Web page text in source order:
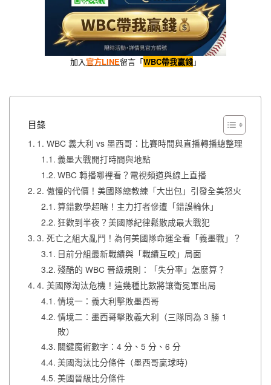
加入 官方LINE留言「WBC帶我贏錢」
目錄
1. WBC 義大利 vs 墨西哥：比賽時間與直播轉播總整理
義墨大戰開打時間與地點
WBC 轉播哪裡看？電視頻道與線上直播
2. 傲慢的代價！美國隊總教練「大出包」引發全美怒火
算錯數學超瞎！主力打者慘遭「錯誤輪休」
狂歡到半夜？美國隊紀律鬆散成最大戰犯
3. 死亡之組大亂鬥！為何美國隊命運全看「義墨戰」？
目前分組最新戰績與「戰績互咬」局面
殘酷的 WBC 晉級規則：「失分率」怎麼算？
4. 美國隊淘汰危機！這幾種比數將讓衛冕軍出局
情境一：義大利擊敗墨西哥
情境二：墨西哥擊敗義大利（三隊同為 3 勝 1
敗）
關鍵魔術數字：4 分、5 分、6 分
美國淘汰比分條件（墨西哥贏球時）
美國晉級比分條件